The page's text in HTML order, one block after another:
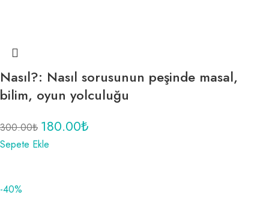
Nasıl?: Nasıl sorusunun peşinde masal,
bilim, oyun yolculuğu
300.00₺ 180.00₺
Sepete Ekle
-40%